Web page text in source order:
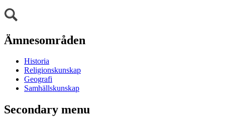
Ämnesområden
Historia
Religionskunskap
Geografi
Samhällskunskap
Secondary menu